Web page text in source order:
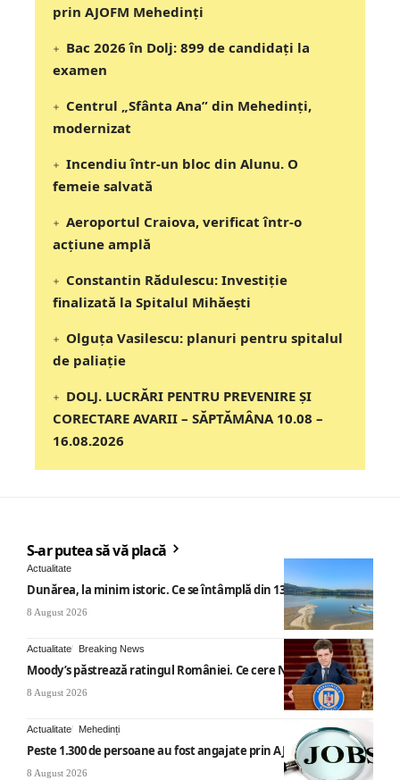
prin AJOFM Mehedinți
Bac 2026 în Dolj: 899 de candidați la
examen
Centrul „Sfânta Ana” din Mehedinți,
modernizat
Incendiu într-un bloc din Alunu. O
femeie salvată
Aeroportul Craiova, verificat într-o
acțiune amplă
Constantin Rădulescu: Investiție
finalizată la Spitalul Mihăești
Olguța Vasilescu: planuri pentru spitalul
de paliație
DOLJ. LUCRĂRI PENTRU PREVENIRE ȘI
CORECTARE AVARII – SĂPTĂMÂNA 10.08 –
16.08.2026
S-ar putea să vă placă
Actualitate
Dunărea, la minim istoric. Ce se întâmplă din 13 august
8 August 2026
Actualitate Breaking News
Moody’s păstrează ratingul României. Ce cere Nicușor Dan
8 August 2026
Actualitate Mehedinți
Peste 1.300 de persoane au fost angajate prin AJOFM Mehedinți
8 August 2026